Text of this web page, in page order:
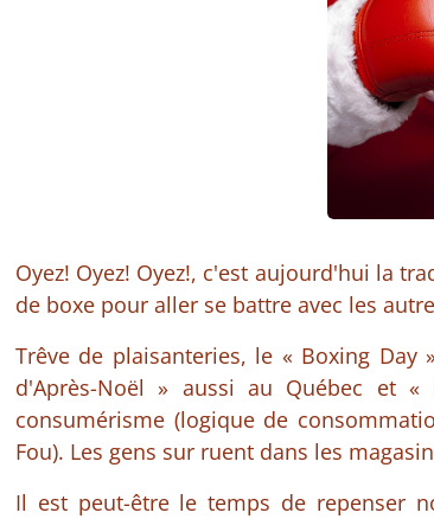
Oyez! Oyez! Oyez!, c'est aujourd'hui la
de boxe pour aller se battre avec les
Trêve de plaisanteries, le « Boxing
d'Après-Noël » aussi au Québec et
consumérisme (logique de
Fou). Les gens sur ruent dans les
Il est peut-être le temps de repenser